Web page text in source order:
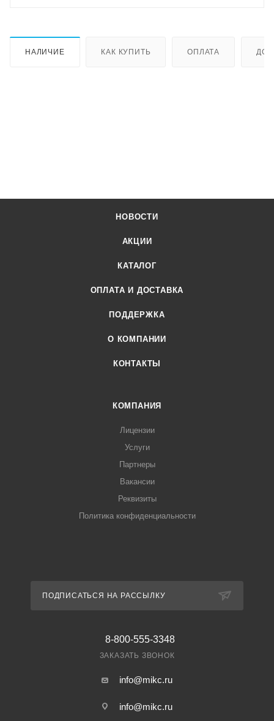
НАЛИЧИЕ КАК КУПИТЬ ОПЛАТА
НОВОСТИ
АКЦИИ
КАТАЛОГ
ОПЛАТА И ДОСТАВКА
ПОДДЕРЖКА
О КОМПАНИИ
КОНТАКТЫ
КОМПАНИЯ
Лицензии
Услуги
Партнеры
Вакансии
Реквизиты
Политика конфиденциальности
ПОДПИСАТЬСЯ НА РАССЫЛКУ
8-800-555-3348
ЗАКАЗАТЬ ЗВОНОК
info@mikc.ru
info@mikc.ru